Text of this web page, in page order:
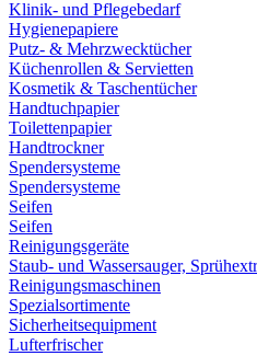
Klinik- und Pflegebedarf
Hygienepapiere
Putz- & Mehrzwecktücher
Küchenrollen & Servietten
Kosmetik & Taschentücher
Handtuchpapier
Toilettenpapier
Handtrockner
Spendersysteme
Spendersysteme
Seifen
Seifen
Reinigungsgeräte
Staub- und Wassersauger,
Reinigungsmaschinen
Spezialsortimente
Sicherheitsequipment
Lufterfrischer